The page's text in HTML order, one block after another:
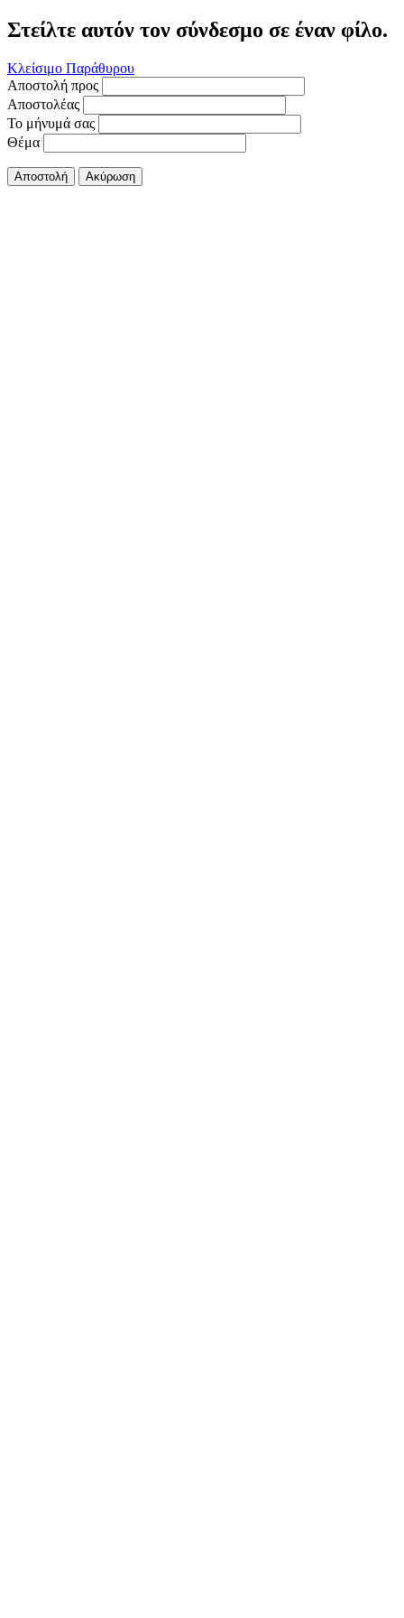
Στείλτε αυτόν τον σύνδεσμο σε έναν φίλο.
Κλείσιμο Παράθυρου
Αποστολή προς
Αποστολέας
Το μήνυμά σας
Θέμα
Αποστολή Ακύρωση